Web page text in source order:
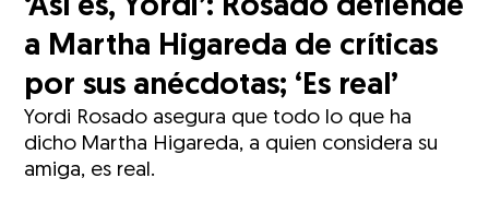
‘Así es, Yordi’: Rosado defiende
a Martha Higareda de críticas
por sus anécdotas; ‘Es real’
Yordi Rosado asegura que todo lo que ha
dicho Martha Higareda, a quien considera su
amiga, es real.